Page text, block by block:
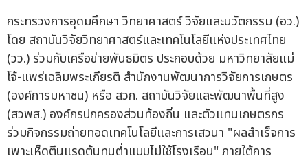
กระทรวงการอุดมศึกษา วิทยาศาสตร์ วิจัยและนวัตกรรม (อว.)
โดย สถาบันวิจัยวิทยาศาสตร์และเทคโนโลยีแห่งประเทศไทย
(วว.) ร่วมกับเครือข่ายพันธมิตร ประกอบด้วย มหาวิทยาลัยแม่
โจ้-แพร่เฉลิมพระเกียรติ สำนักงานพัฒนาการวิจัยการเกษตร
(องค์การมหาชน) หรือ สวก. สถาบันวิจัยและพัฒนาพื้นที่สูง
(สวพส.) องค์กรปกครองส่วนท้องถิ่น และตัวแทนเกษตรกร
ร่วมกิจกรรมถ่ายทอดเทคโนโลยีและการเสวนา "ผลสำเร็จการ
เพาะเห็ดตีนแรดต้นทุนต่ำแบบไม่ใช้โรงเรือน" ภายใต้การ